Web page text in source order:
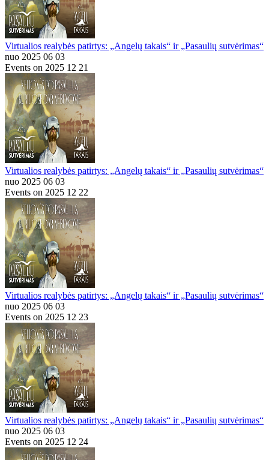
Virtualios realybės patirtys: „Angelų takais“ ir „Pasaulių sutvėrimas“
nuo 2025 06 03
Events on 2025 12 21
Virtualios realybės patirtys: „Angelų takais“ ir „Pasaulių sutvėrimas“
nuo 2025 06 03
Events on 2025 12 22
Virtualios realybės patirtys: „Angelų takais“ ir „Pasaulių sutvėrimas“
nuo 2025 06 03
Events on 2025 12 23
Virtualios realybės patirtys: „Angelų takais“ ir „Pasaulių sutvėrimas“
nuo 2025 06 03
Events on 2025 12 24